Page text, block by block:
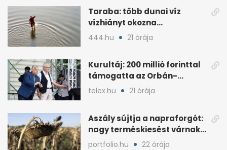
Taraba: több dunai víz
vízhiányt okozna
Szlovákiában
444.hu 21 órája
Kurultáj: 200 millió forinttal
támogatta az Orbán-
kormány a rendezvényt
telex.hu 21 órája
Aszály sújtja a napraforgót:
nagy terméskiesést várnak
a gazdák
portfolio.hu 22 órája